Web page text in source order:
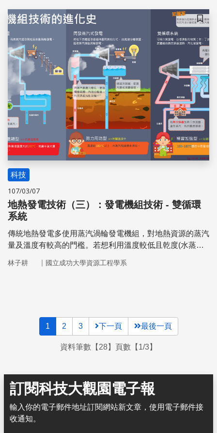
告》，地熱發電裝置容量前十名的國家有美國、菲律賓、印
尼、紐西蘭、墨西哥、義大利、土耳其、冰島、肯亞和日
本。各國正積極的制訂地熱能源發展的政策，希望在不久的
將來能夠搭配其他再生能源，成為乾淨且可靠的供電系統。
儲存
科技
107/03/07
地熱發電技術（三）：發電機組技術 - 雙循環
系統
傳統地熱發電多使用蒸汽渦輪發電機組，對地熱資源的蒸汽
量及溫度有較高的門檻。若想利用溫度較低且乾度(水蒸氣
「雙循環系統(Binary Cycle System)」。雙循環系統透過熱
的有機溶液汽化推動發電機，
林子耕 ｜ 國立成功大學資源工程學系
1 2 3 下一頁 最後一頁
資料筆數【28】頁數【1/3】
訂閱科技大觀園電子報
輸入你的電子郵件地址訂閱網站新文章，使用電子郵件接
收通知。